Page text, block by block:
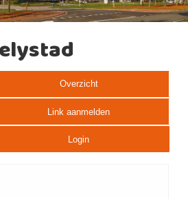
Overzicht
Link aanmelden
Login